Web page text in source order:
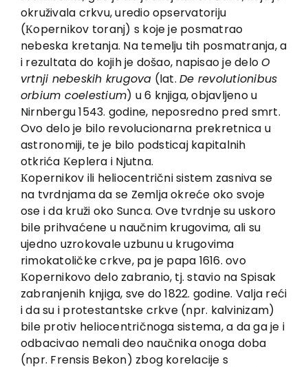
okruživala crkvu, uredio opservatoriju
(Кopernikov toranj) s koje je posmatrao
nebeska kretanja. Na temelju tih posmatranja, a
i rezultata do kojih je došao, napisao je deloO
vrtnji nebeskih krugova (lat.De revolutionibus
orbium coelestium) u 6 knjiga, objavljeno u
Nirnbergu 1543. godine, neposredno pred smrt.
Ovo delo je bilo revolucionarna prekretnica u
astronomiji, te je bilo podsticaj kapitalnih
otkrića Кeplera i Njutna.
Кopernikov ili heliocentrični sistem zasniva se
na tvrdnjama da se Zemlja okreće oko svoje
ose i da kruži oko Sunca. Ove tvrdnje su uskoro
bile prihvaćene u naučnim krugovima, ali su
ujedno uzrokovale uzbunu u krugovima
rimokatoličke crkve, pa je papa 1616. ovo
Кopernikovo delo zabranio, tj. stavio na Spisak
zabranjenih knjiga, sve do 1822. godine. Valja reći
i da su i protestantske crkve (npr. kalvinizam)
bile protiv heliocentričnoga sistema, a da ga je i
odbacivao nemali deo naučnika onoga doba
(npr. Frensis Bekon) zbog korelacije s